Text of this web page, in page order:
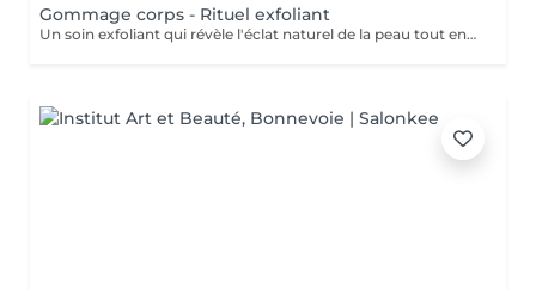
Gommage corps - Rituel exfoliant
Un soin exfoliant qui révèle l'éclat naturel de la peau tout en offrant un véritable moment de détente. Le gommage permet d'éliminer les cellules mortes, d'affiner le grain de peau et de laisser la peau plus douce et lumineuse. Selon vos préférences, vous pouvez choisir entre un gommage au savon noir, pour une exfoliation enveloppante et purifiante, ou un gommage à grains, pour une action plus tonique et efficace. La senteur sélectionnée accompagne l'ensemble du soin et prolonge l'expérience, avec la possibilité d'ajouter une huile de massage pour un moment encore plus enveloppant. La peau est douce, lisse et délicatement parfumée, le corps détendu et l'esprit apaisé. Un soin idéal pour préparer la peau, la sublimer ou simplement s'offrir un moment pour soi.